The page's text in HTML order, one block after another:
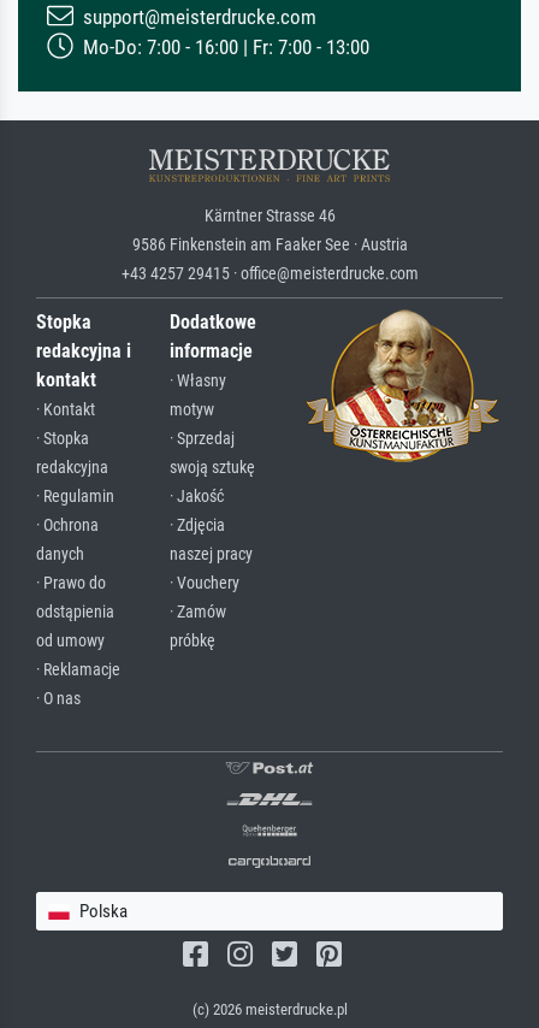
support@meisterdrucke.com
Mo-Do: 7:00 - 16:00 | Fr: 7:00 - 13:00
Kärntner Strasse 46
9586 Finkenstein am Faaker See · Austria
+43 4257 29415 · office@meisterdrucke.com
Stopka
redakcyjna i
kontakt
· Kontakt
· Stopka
redakcyjna
· Regulamin
· Ochrona
danych
· Prawo do
odstąpienia
od umowy
· Reklamacje
· O nas
Dodatkowe
informacje
· Własny
motyw
· Sprzedaj
swoją sztukę
· Jakość
· Zdjęcia
naszej pracy
· Vouchery
· Zamów
próbkę
Polska
(c) 2026 meisterdrucke.pl